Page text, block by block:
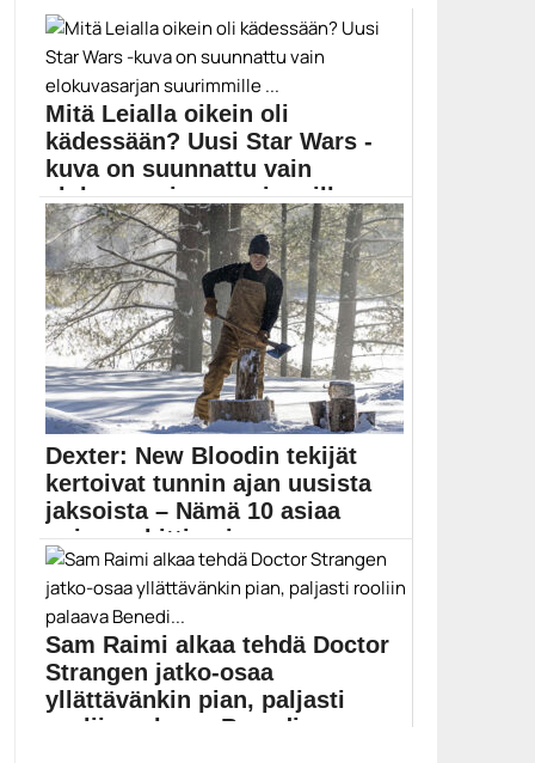
Mitä Leialla oikein oli
kädessään? Uusi Star Wars -
kuva on suunnattu vain
elokuvasarjan suurimmille ...
Uusi kirja esittelee yksityiskohtaisesti Star Wars -
universumin kaikki...
Carrie Fisher
Dexter: New Bloodin tekijät
kertoivat tunnin ajan uusista
jaksoista – Nämä 10 asiaa
opimme hittisarj...
Michael C. Hallin esittämä sarjamurhaaja Dexter
Morgan palaa...
Dexter
Sam Raimi alkaa tehdä Doctor
Strangen jatko-osaa
yllättävänkin pian, paljasti
rooliin palaava Benedi...